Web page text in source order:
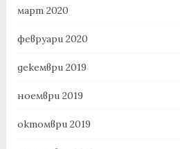
март 2020
февруари 2020
декември 2019
ноември 2019
октомври 2019